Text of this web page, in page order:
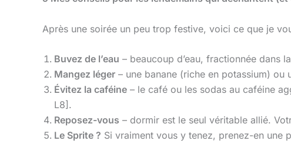
Après une soirée un peu trop festive, voici ce que je
Buvez de l’eau – beaucoup d’eau, fractionnée dans
Mangez léger – une banane (riche en potassium)
Évitez la caféine – le café ou les sodas au caféine
L8].
Reposez-vous – dormir est le seul véritable allié.
Le Sprite ? Si vraiment vous y tenez, prenez-en une